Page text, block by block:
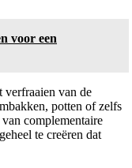
voor een
van de
potten of zelfs
complementaire
te creëren dat